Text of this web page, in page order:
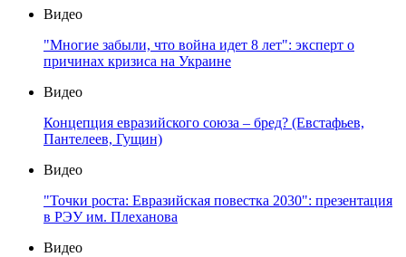
Видео
"Многие забыли, что война идет 8 лет": эксперт о
причинах кризиса на Украине
Видео
Концепция евразийского союза – бред? (Евстафьев,
Пантелеев, Гущин)
Видео
"Точки роста: Евразийская повестка 2030": презентация
в РЭУ им. Плеханова
Видео